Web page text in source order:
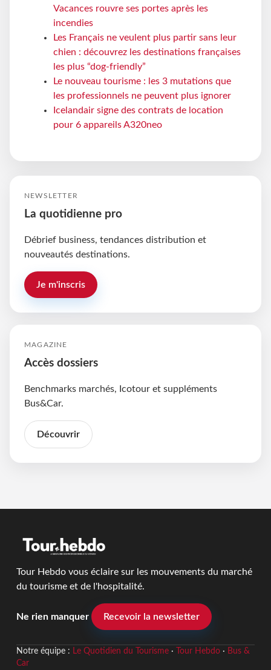
Vacances rouvre ses portes après les
incendies
Les Français ne veulent plus partir sans leur
chien : découvrez les destinations françaises
les plus “dog-friendly”
Le nouveau tourisme : les 3 mutations que
les professionnels ne peuvent plus ignorer
Icelandair signe des contrats de location
pour 6 appareils A320neo
NEWSLETTER
La quotidienne pro
Débrief business, tendances distribution et
nouveautés destinations.
Je m'inscris
MAGAZINE
Accès dossiers
Benchmarks marchés, Icotour et suppléments
Bus&Car.
Découvrir
Tour Hebdo vous éclaire sur les mouvements du marché
du tourisme et de l'hospitalité.
Ne rien manquer Recevoir la newsletter
Notre équipe : Le Quotidien du Tourisme· Tour Hebdo· Bus &
Car